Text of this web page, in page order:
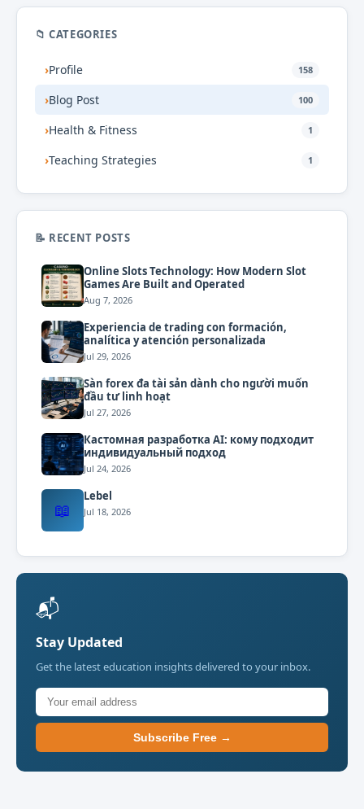
📁 CATEGORIES
›Profile 158
›Blog Post 100
›Health & Fitness 1
›Teaching Strategies 1
📝 RECENT POSTS
Online Slots Technology: How Modern Slot
Games Are Built and Operated
Aug 7, 2026
Experiencia de trading con formación,
analítica y atención personalizada
Jul 29, 2026
Sàn forex đa tài sản dành cho người muốn
đầu tư linh hoạt
Jul 27, 2026
Кастомная разработка AI: кому подходит
индивидуальный подход
Jul 24, 2026
📖
Lebel
Jul 18, 2026
📬
Stay Updated
Get the latest education insights delivered to your inbox.
Subscribe Free →